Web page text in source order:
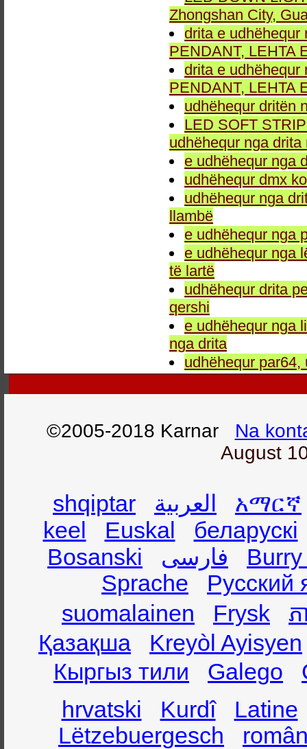
Zhongshan City,
drita e udhëhequr
PENDANT, LEHTA
drita e udhëhequr
PENDANT, LEHTA
udhëhequr dritën
LED SOFT
udhëhequr nga
e udhëhequr nga
udhëhequr dmx
udhëhequr nga
llambë
e udhëhequr nga
e udhëhequr nga
të lartë
udhëhequr drita
qershi
e udhëhequr nga
nga drita
udhëhequr
©2005-2018 Karnar Na
August
shqiptar العربية
አማርኛ
keel
Euskal
беларускі
Bosanski
فارسی
Sprache
Русский
suomalainen
Frysk
ភ
Қазақша
Kreyòl Ayisyen
Кыргыз тили
Galego
hrvatski
Kurdî
Latine
Lëtzebuergesch